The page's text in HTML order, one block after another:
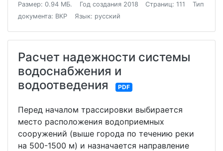
Размер: 0.94 МБ. Год создания 2018 Страниц: 111
Тип
документа: ВКР
Язык: русский
Расчет надежности системы
водоснабжения и
водоотведения
PDF
Перед началом трассировки выбирается
место расположения водоприемных
сооружений (выше города по течению реки
на 500-1500 м) и назначается направление